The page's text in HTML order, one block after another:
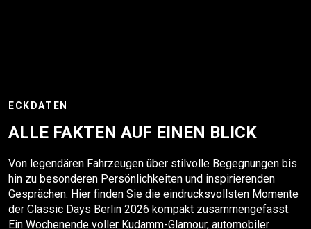
ECKDATEN
ALLE FAKTEN AUF EINEN BLICK
Von legendären Fahrzeugen über stilvolle Begegnungen bis
hin zu besonderen Persönlichkeiten und inspirierenden
Gesprächen: Hier finden Sie die eindrucksvollsten Momente
der Classic Days Berlin 2026 kompakt zusammengefasst.
Ein Wochenende voller Kudamm-Glamour, automobiler